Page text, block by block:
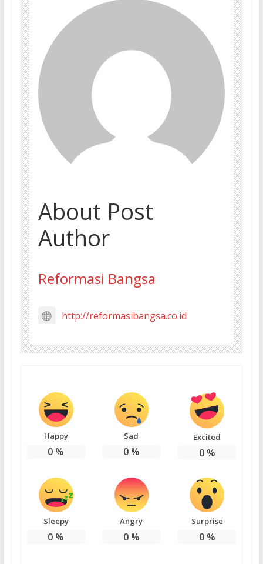
About Post
Author
Reformasi Bangsa
http://reformasibangsa.co.id
Happy
0 %
Sad
0%
Excited
0%
Sleepy
0 %
Angry
0%
Surprise
0%